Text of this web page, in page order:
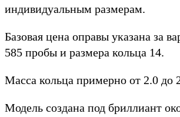
индивидуальным размерам.
Базовая цена оправы указана за
585 пробы и размера кольца 14.
Масса кольца примерно от 2.0 до
Модель создана под бриллиант